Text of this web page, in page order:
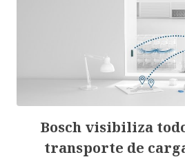
Bosch visibiliza
transporte de